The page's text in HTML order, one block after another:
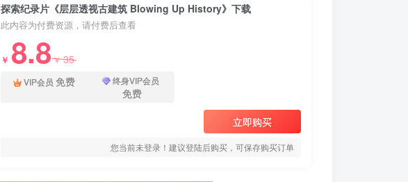
探索纪录片《层层透视古建筑 Blowing Up History》下载
此内容为付费资源，请付费后查看
￥ 8.8￥35
VIP会员 免费 终身VIP会员
免费
立即购买
您当前未登录！建议登陆后购买，可保存购买订单